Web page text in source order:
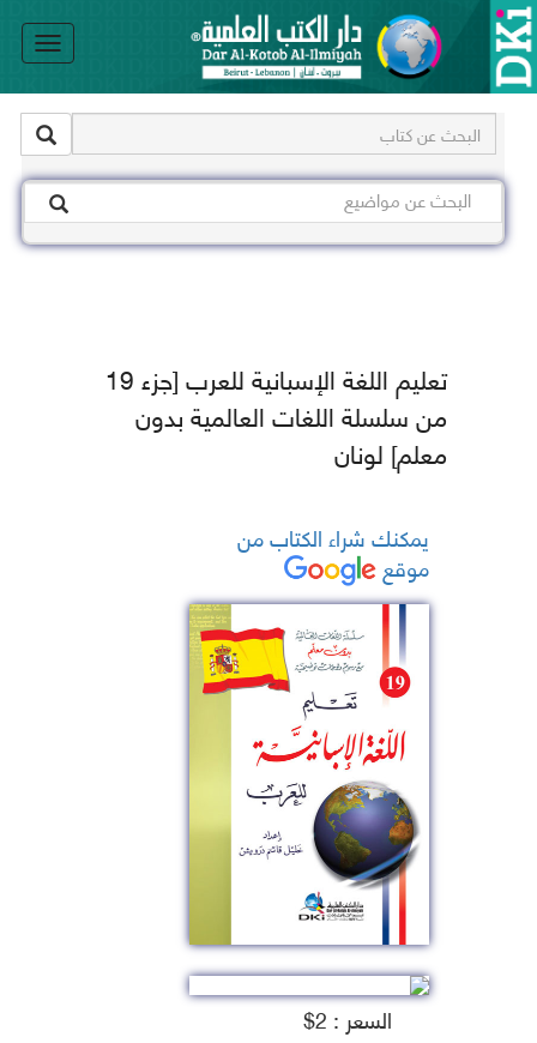
تعليم اللغة الإسبانية للعرب [جزء 19
من سلسلة اللغات العالمية بدون
معلم] لونان
يمكنك شراء الكتاب من
موقع
السعر : 2$